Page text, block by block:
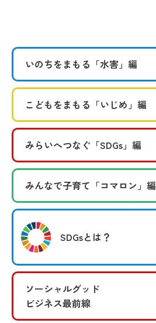
いのちをまもる 「水害」編
こどもをまもる 「いじめ」編
みらいへつなぐ 「SDGs」編
みんなで子育て 「コマロン」編
SDGsとは？
ソーシャルグッド
ビジネス最前線